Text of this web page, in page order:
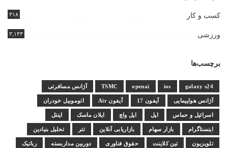
کسب و کار ۳۱۸
ورزشی ۳,۱۴۳
برچسب‌ها
galaxy s24
ios
openai
TSMC آژانس مسافرتی
آژانس هواپیمایی آیفون 17 آیفون Air اتوموبیل خودران
اسرائیل و حماس اپل اپل واچ ایلان ماسک اینتل
اینستاگرام بازار سهام بازاریابی آنلاین تتر تحلیل بنیادین
تلویزیون تین کلاینت حقوق فناوری دوربین مداربسته رباتیک